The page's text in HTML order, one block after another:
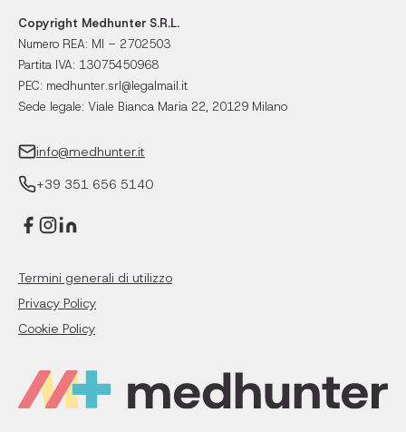
Copyright Medhunter S.R.L.
Numero REA: MI – 2702503
Partita IVA: 13075450968
PEC: medhunter.srl@legalmail.it
Sede legale: Viale Bianca Maria 22, 20129 Milano
info@medhunter.it
+39 351 656 5140
Termini generali di utilizzo
Privacy Policy
Cookie Policy